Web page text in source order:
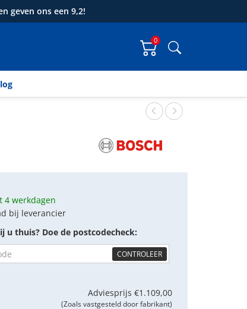
geven ons een 9,2!
0
4 werkdagen
bij leverancier
u thuis? Doe de postcodecheck:
CONTROLEER
Adviesprijs €1.109,00
(Zoals vastgesteld door fabrikant)